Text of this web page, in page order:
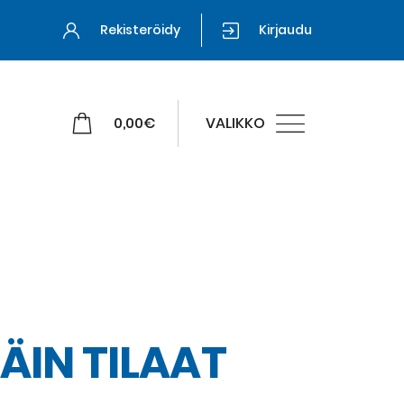
Rekisteröidy Kirjaudu
0,00€ VALIKKO
TILAAT